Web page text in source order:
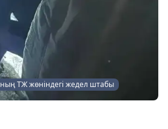
ТЖ жөніндегі жедел штабы